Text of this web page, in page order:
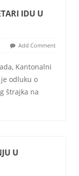
IDU U
Add Comment
Kantonalni
odluku o
štrajka na
U